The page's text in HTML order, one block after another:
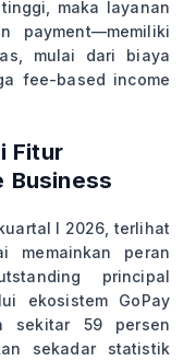
maka layanan
payment—memiliki
mulai dari biaya
fee-based income
Fitur
Business
I 2026, terlihat
memainkan peran
principal
ekosistem GoPay
sekitar 59 persen
sekadar statistik